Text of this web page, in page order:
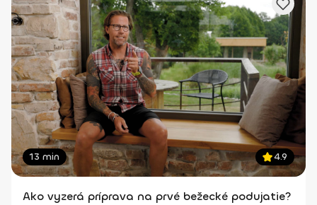
13 min 4.9
Ako vyzerá príprava na prvé bežecké podujatie?